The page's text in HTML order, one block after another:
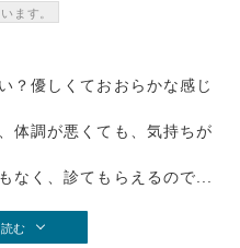
ます。
？優しくておおらかな感じ
体調が悪くても、気持ちが
なく、診てもらえるので...
む